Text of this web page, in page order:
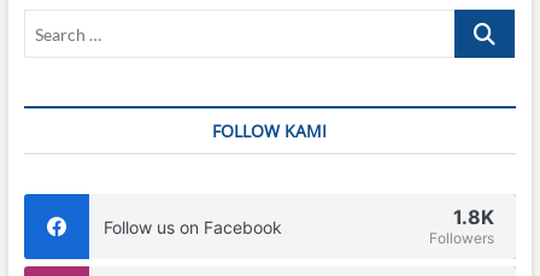
Search
FOLLOW KAMI
Follow us on Facebook 1.8K
Followers